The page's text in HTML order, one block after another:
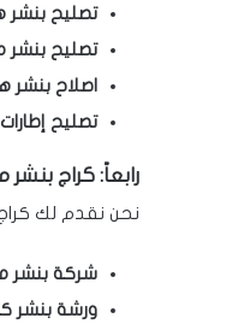
تصليح بنشر
تصليح بنشر
اصلاح بنشر
تصليح
رابعاً: كراج
نحن نقدم لك
شركة بنشر
ورشة بنشر